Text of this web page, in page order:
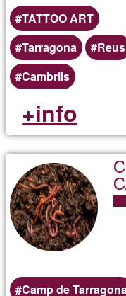
TATTOO ART
Tarragona
Reus
Cambrils
+info
Camp de